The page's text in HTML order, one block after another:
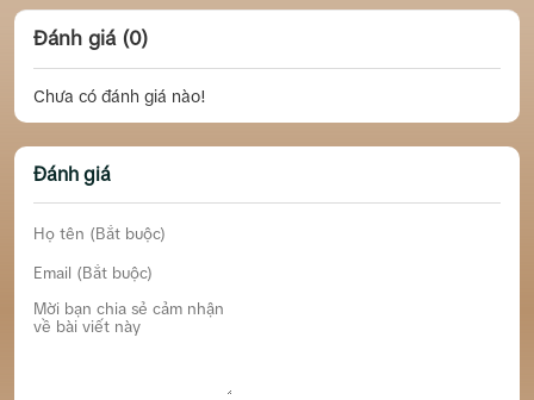
Đánh giá (0)
Chưa có đánh giá nào!
Đánh giá